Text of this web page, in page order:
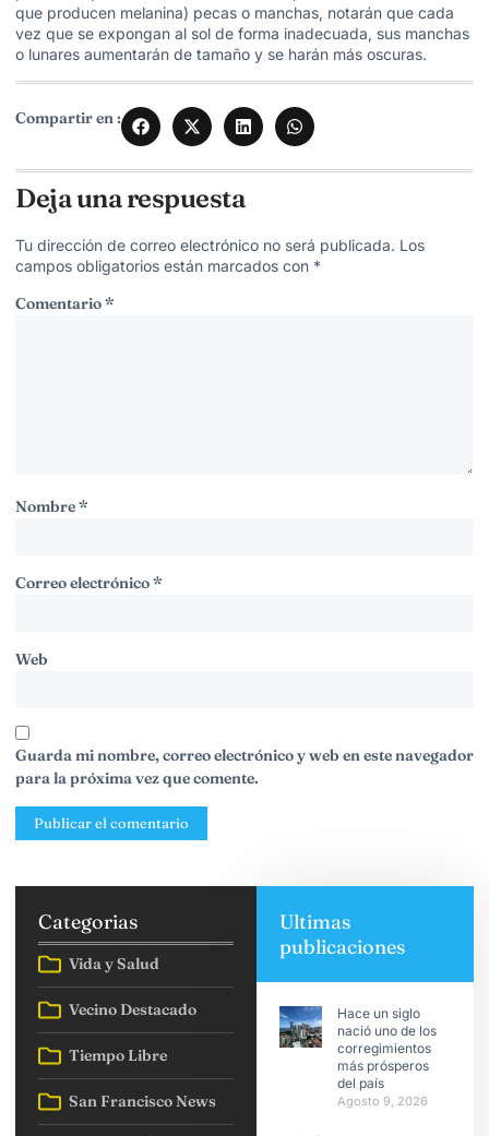
que producen melanina) pecas o manchas, notarán que cada
vez que se expongan al sol de forma inadecuada, sus manchas
o lunares aumentarán de tamaño y se harán más oscuras.
Compartir en :
Deja una respuesta
Tu dirección de correo electrónico no será publicada. Los
campos obligatorios están marcados con *
Comentario*
Nombre*
Correo electrónico*
Web
Guarda mi nombre, correo electrónico y web en este navegador
para la próxima vez que comente.
Categorias
Vida y Salud
Vecino Destacado
Tiempo Libre
San Francisco News
Ultimas
publicaciones
Hace un siglo
nació uno de los
corregimientos
más prósperos
del país
Agosto 9, 2026